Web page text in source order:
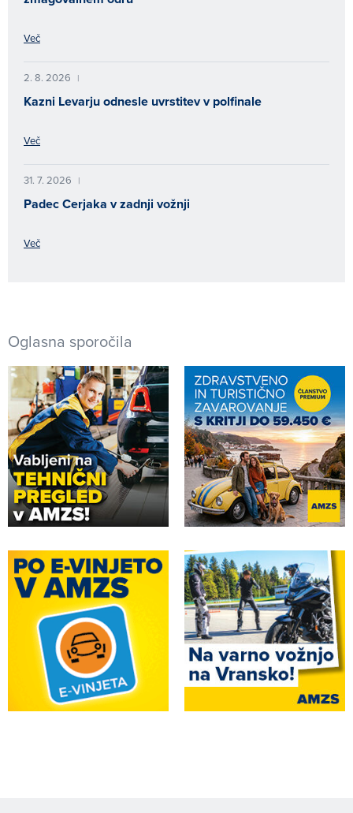
Več
2. 8. 2026 |
Kazni Levarju odnesle uvrstitev v polfinale
Več
31. 7. 2026 |
Padec Cerjaka v zadnji vožnji
Več
Oglasna sporočila